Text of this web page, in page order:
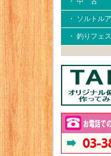
・ ソルトル
・ 釣りフェ